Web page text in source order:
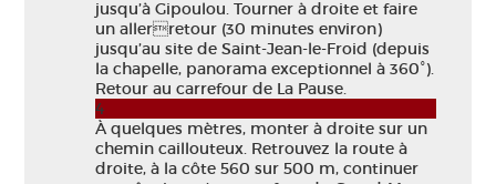
jusqu’à Gipoulou. Tourner à droite et faire
un allerretour (30 minutes environ)
jusqu’au site de Saint-Jean-le-Froid (depuis
la chapelle, panorama exceptionnel à 360°).
Retour au carrefour de La Pause.
4
À quelques mètres, monter à droite sur un
chemin caillouteux. Retrouvez la route à
droite, à la côte 560 sur 500 m, continuer